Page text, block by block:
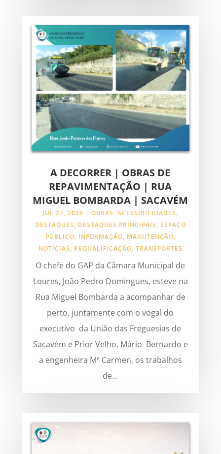
A DECORRER | OBRAS DE
REPAVIMENTAÇÃO | RUA
MIGUEL BOMBARDA | SACAVÉM
JUL 27, 2026 |OBRAS,ACESSIBILIDADES,
DESTAQUES, DESTAQUES PRINCIPAIS, ESPAÇO
PÚBLICO, INFORMAÇÃO, MANUTENÇÃO,
NOTÍCIAS, REQUALIFICAÇÃO, TRANSPORTES
O chefe do GAP da Câmara Municipal de
Loures, João Pedro Domingues, esteve na
Rua Miguel Bombarda a acompanhar de
perto, juntamente com o vogal do
executivo da União das Freguesias de
Sacavém e Prior Velho, Mário Bernardo e
a engenheira Mª Carmen, os trabalhos
de...